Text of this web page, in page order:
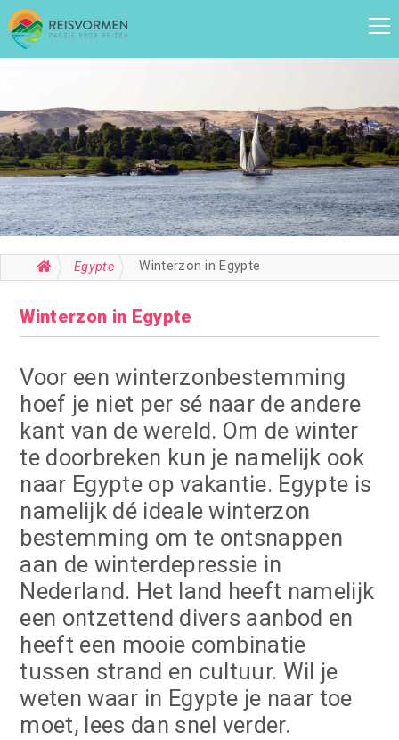
Egypte Winterzon in Egypte
Winterzon in Egypte
Voor een winterzonbestemming
hoef je niet per sé naar de andere
kant van de wereld. Om de winter
te doorbreken kun je namelijk ook
naar Egypte op vakantie. Egypte is
namelijk dé ideale winterzon
bestemming om te ontsnappen
aan de winterdepressie in
Nederland. Het land heeft namelijk
een ontzettend divers aanbod en
heeft een mooie combinatie
tussen strand en cultuur. Wil je
weten waar in Egypte je naar toe
moet, lees dan snel verder.